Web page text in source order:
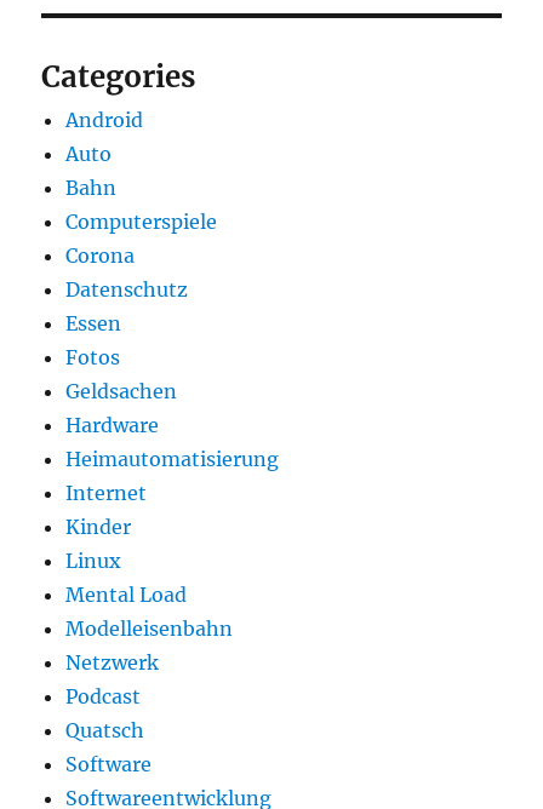
Categories
Android
Auto
Bahn
Computerspiele
Corona
Datenschutz
Essen
Fotos
Geldsachen
Hardware
Heimautomatisierung
Internet
Kinder
Linux
Mental Load
Modelleisenbahn
Netzwerk
Podcast
Quatsch
Software
Softwareentwicklung